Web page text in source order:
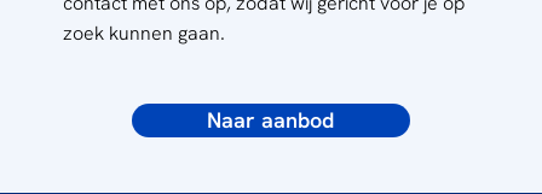
zoek kunnen gaan.
Naar aanbod